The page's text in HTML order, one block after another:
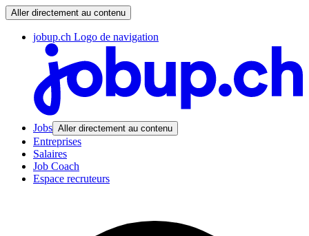
Aller directement au contenu
jobup.ch Logo de navigation
Jobs Aller directement au contenu
Entreprises
Salaires
Job Coach
Espace recruteurs